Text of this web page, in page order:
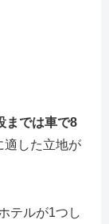
までは車で8
適した立地が
テルが1つし